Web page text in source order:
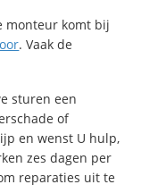
monteur komt bij
. Vaak de
sturen een
of
en wenst U hulp,
zes dagen per
reparaties uit te